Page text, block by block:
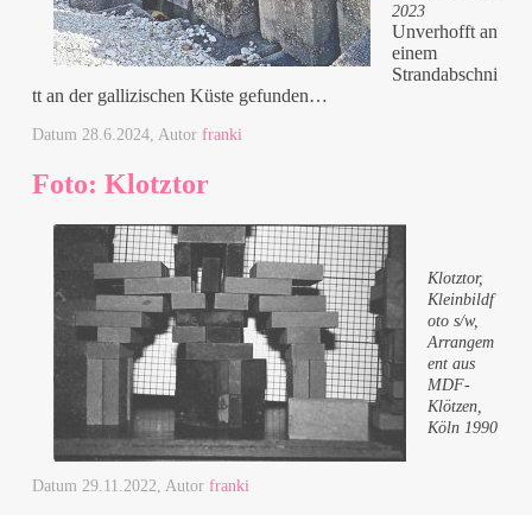
2023
Unverhofft an
einem
Strandabschni
tt an der gallizischen Küste gefunden…
Datum 28.6.2024 , Autorfranki
Foto: Klotztor
Klotztor,
Kleinbildf
oto s/w,
Arrangem
ent aus
MDF-
Klötzen,
Köln 1990
Datum29.11.2022, Autorfranki